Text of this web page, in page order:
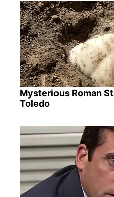
Mysterious Roman
Toledo